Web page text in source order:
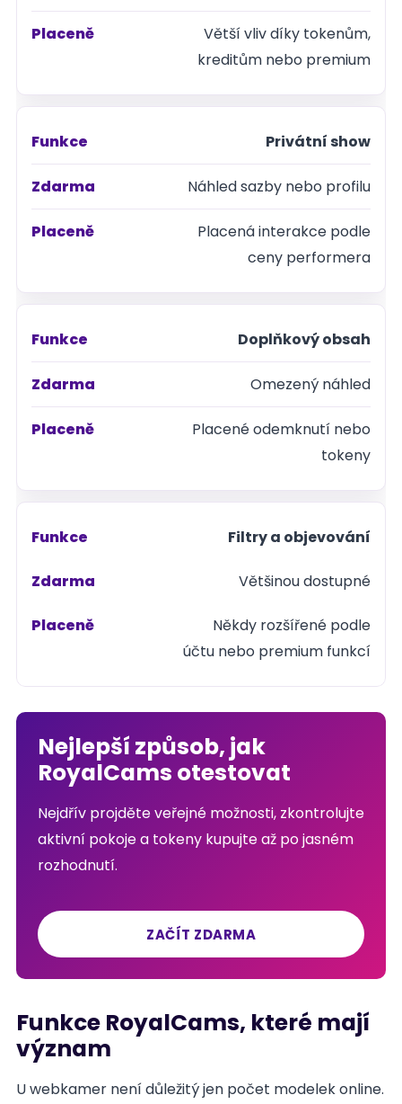
Větší vliv díky tokenům,
kreditům nebo premium
Privátní show
Náhled sazby nebo profilu
Placená interakce podle
ceny performera
Doplňkový obsah
Omezený náhled
Placené odemknutí nebo
tokeny
Filtry a objevování
Většinou dostupné
Někdy rozšířené podle
účtu nebo premium funkcí
Nejlepší způsob, jak
RoyalCams otestovat
Nejdřív projděte veřejné možnosti, zkontrolujte
aktivní pokoje a tokeny kupujte až po jasném
rozhodnutí.
ZAČÍT ZDARMA
Funkce RoyalCams, které mají
význam
U webkamer není důležitý jen počet modelek online.